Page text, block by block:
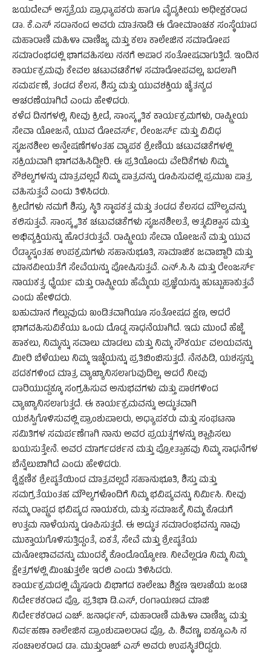
ಜಯದೇವ್ ಆಸ್ಪತ್ರೆಯ ಪ್ರಾಧ್ಯಾಪಕರು ಹಾಗೂ ವೈದ್ಯಕೀಯ ಅಧೀಕ್ಷಕರಾದ
ಡಾ. ಕೆ.ಎಸ್ ಸದಾನಂದ ಅವರು ಮಾತನಾಡಿ ಈ ರೋಮಾಂಚಕ ಸಂಸ್ಥೆಯಾದ
ಮಹಾರಾಣಿ ಮಹಿಳಾ ವಾಣಿಜ್ಯ ಮತ್ತು ಕಲಾ ಕಾಲೇಜಿನ ಸಮಾರೋಪ
ಸಮಾರಂಭದಲ್ಲಿ ಭಾಗವಹಿಸಲು ನನಗೆ ಅಪಾರ ಸಂತೋಷವಾಗುತ್ತಿದೆ. ಇಂದಿನ
ಕಾರ್ಯಕ್ರಮವು ಕೇವಲ ಚಟುವಟಿಕೆಗಳ ಸಮಾರೋಪವಲ್ಲ, ಬದಲಾಗಿ
ಸಮರ್ಪಣೆ, ತಂಡದ ಕೆಲಸ, ಶಿಸ್ತು ಮತ್ತು ಯುವಶಕ್ತಿಯ ಚೈತನ್ಯದ
ಆಚರಣೆಯಾಗಿದೆ ಎಂದು ಹೇಳಿದರು.
ಕಳೆದ ದಿನಗಳಲ್ಲಿ, ನೀವು ಕ್ರೀಡೆ, ಸಾಂಸ್ಕೃತಿಕ ಕಾರ್ಯಕ್ರಮಗಳು, ರಾಷ್ಟ್ರೀಯ
ಸೇವಾ ಯೋಜನೆ, ಯುವ ರೋವಸ್೯, ರೇಂಜರ್ಸ್ ಮತ್ತು ವಿವಿಧ
ಸೃಜನಶೀಲ ಅನ್ವೇಷಣೆಗಳಂತಹ ವ್ಯಾಪಕ ಶ್ರೇಣಿಯ ಚಟುವಟಿಕೆಗಳಲ್ಲಿ
ಸಕ್ರಿಯವಾಗಿ ಭಾಗವಹಿಸಿದ್ದೀರಿ. ಈ ಪ್ರತಿಯೊಂದು ವೇದಿಕೆಗಳು ನಿಮ್ಮ
ಕೌಶಲ್ಯಗಳನ್ನು ಮಾತ್ರವಲ್ಲದೆ ನಿಮ್ಮ ಪಾತ್ರವನ್ನು ರೂಪಿಸುವಲ್ಲಿ ಪ್ರಮುಖ ಪಾತ್ರ
ವಹಿಸುತ್ತವೆ ಎಂದು ತಿಳಿಸಿದರು.
ಕ್ರೀಡೆಗಳು ನಮಗೆ ಶಿಸ್ತು, ಸ್ಥಿತಿ ಸ್ಥಾಪಕತ್ವ ಮತ್ತು ತಂಡದ ಕೆಲಸದ ಮೌಲ್ಯವನ್ನು
ಕಲಿಸುತ್ತವೆ. ಸಾಂಸ್ಕೃತಿಕ ಚಟುವಟಿಕೆಗಳು ಸೃಜನಶೀಲತೆ, ಆತ್ಮವಿಶ್ವಾಸ ಮತ್ತು
ಅಭಿವ್ಯಕ್ತಿಯನ್ನು ಹೊರತರುತ್ತವೆ. ರಾಷ್ಟ್ರೀಯ ಸೇವಾ ಯೋಜನೆ ಮತ್ತು ಯುವ
ರೆಡ್ಕ್ರಾಸ್ನಂತಹ ಉಪಕ್ರಮಗಳು ಸಹಾನುಭೂತಿ, ಸಾಮಾಜಿಕ ಜವಾಬ್ದಾರಿ ಮತ್ತು
ಮಾನವೀಯತೆಗೆ ಸೇವೆಯನ್ನು ಪೋಷಿಸುತ್ತವೆ. ಎನ್.ಸಿ.ಸಿ ಮತ್ತು ರೇಂಜರ್ಸ್
ನಾಯಕತ್ವ, ಧೈರ್ಯ ಮತ್ತು ರಾಷ್ಟ್ರೀಯ ಹೆಮ್ಮೆಯ ಪ್ರಜ್ಞೆಯನ್ನು ಹುಟ್ಟುಹಾಕುತ್ತವೆ
ಎಂದು ಹೇಳಿದರು.
ಬಹುಮಾನ ಗೆಲ್ಲುವುದು ಖಂಡಿತವಾಗಿಯೂ ಸಂತೋಷದ ಕ್ಷಣ, ಆದರೆ
ಭಾಗವಹಿಸುವಿಕೆಯು ಒಂದು ದೊಡ್ಡ ಸಾಧನೆಯಾಗಿದೆ. ಇದು ಮುಂದೆ ಹೆಜ್ಜೆ
ಹಾಕಲು, ನಿಮ್ಮನ್ನು ಸವಾಲು ಮಾಡಲು ಮತ್ತು ನಿಮ್ಮ ಸೌಕರ್ಯ ವಲಯವನ್ನು
ಮೀರಿ ಬೆಳೆಯಲು ನಿಮ್ಮ ಇಚ್ಛೆಯನ್ನು ಪ್ರತಿಬಿಂಬಿಸುತ್ತದೆ. ನೆನಪಿಡಿ, ಯಶಸ್ಸನ್ನು
ಪದಕಗಳಿಂದ ಮಾತ್ರ ವ್ಯಾಖ್ಯಾನಿಸಲಾಗುವುದಿಲ್ಲ, ಆದರೆ ನೀವು
ದಾರಿಯುದ್ದಕ್ಕೂ ಸಂಗ್ರಹಿಸುವ ಅನುಭವಗಳು ಮತ್ತು ಪಾಠಗಳಿಂದ
ವ್ಯಾಖ್ಯಾನಿಸಲಾಗುತ್ತದೆ. ಈ ಕಾರ್ಯಕ್ರಮವನ್ನು ಅದ್ಭುತವಾಗಿ
ಯಶಸ್ವಿಗೊಳಿಸುವಲ್ಲಿ ಪ್ರಾಂಶುಪಾಲರು, ಅಧ್ಯಾಪಕರು ಮತ್ತು ಸಂಘಟನಾ
ಸಮಿತಿಗಳ ಸಮರ್ಪಣೆಗಾಗಿ ನಾನು ಅವರ ಪ್ರಯತ್ನಗಳನ್ನು ಶ್ಲಾಘಿಸಲು
ಬಯಸುತ್ತೇನೆ. ಅವರ ಮಾರ್ಗದರ್ಶನ ಮತ್ತು ಪ್ರೋತ್ಸಾಹವು ನಿಮ್ಮ ಸಾಧನೆಗಳ
ಬೆನ್ನೆಲುಬಾಗಿದೆ ಎಂದು ಹೇಳಿದರು.
ಶೈಕ್ಷಣಿಕ ಶ್ರೇಷ್ಠತೆಯಿಂದ ಮಾತ್ರವಲ್ಲದೆ ಸಹಾನುಭೂತಿ, ಶಿಸ್ತು ಮತ್ತು
ಸಮಗ್ರತೆಯಂತಹ ಮೌಲ್ಯಗಳೊಂದಿಗೆ ನಿಮ್ಮ ಭವಿಷ್ಯವನ್ನು ನಿರ್ಮಿಸಿ. ನೀವು
ನಮ್ಮ ರಾಷ್ಟ್ರದ ಭವಿಷ್ಯದ ನಾಯಕರು, ಮತ್ತು ಸಮಾಜಕ್ಕೆ ನಿಮ್ಮ ಕೊಡುಗೆ
ಉತ್ತಮ ನಾಳೆಯನ್ನು ರೂಪಿಸುತ್ತದೆ. ಈ ಅದ್ಭುತ ಸಮಾರಂಭವನ್ನು ನಾವು
ಮುಕ್ತಾಯಗೊಳಿಸುತ್ತಿದ್ದಂತೆ, ಏಕತೆ, ಸೇವೆ ಮತ್ತು ಶ್ರೇಷ್ಠತೆಯ
ಮನೋಭಾವವನ್ನು ಮುಂದಕ್ಕೆ ಕೊಂಡೊಯ್ಯೋಣ. ನೀವೆಲ್ಲರೂ ನಿಮ್ಮ ನಿಮ್ಮ
ಕ್ಷೇತ್ರಗಳಲ್ಲಿ ಮಿಂಚುತ್ತಲೇ ಇರಲಿ ಎಂದು ತಿಳಿಸಿದರು.
ಕಾರ್ಯಕ್ರಮದಲ್ಲಿ ಮೈಸೂರು ವಿಭಾಗದ ಕಾಲೇಜು ಶಿಕ್ಷಣ ಇಲಾಖೆಯ ಜಂಟಿ
ನಿರ್ದೇಶಕರಾದ ಪ್ರೊ. ಪ್ರತಿಭಾ ಡಿ.ಎಸ್, ರಂಗಾಯಣದ ಮಾಜಿ
ನಿರ್ದೇಶಕರಾದ ಎಚ್. ಜನಾರ್ಧನ್, ಮಹಾರಾಣಿ ಮಹಿಳಾ ವಾಣಿಜ್ಯ ಮತ್ತು
ನಿರ್ವಹಣಾ ಕಾಲೇಜಿನ ಪ್ರಾಂಶುಪಾಲರಾದ ಪ್ರೊ. ಪಿ. ಶಿವಣ್ಣ, ಐಕ್ಯೂಎಸಿ ನ
ಸಂಚಾಲಕರಾದ ಡಾ. ಮುತ್ತುರಾಜ್ ಎಸ್ ಅವರು ಉಪಸ್ಥಿತರಿದ್ದರು.